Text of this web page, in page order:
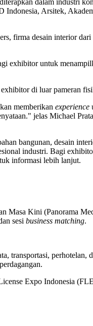
Indonesia, Arsitek,
firma desain interior
exhibitor untuk
di luar pameran
memberikan experience
jelas Michael
bangunan, desain
industri. Bagi
informasi lebih lanjut.
Masa Kini (Panorama
sesi business matching.
transportasi, perhotelan,
Expo Indonesia